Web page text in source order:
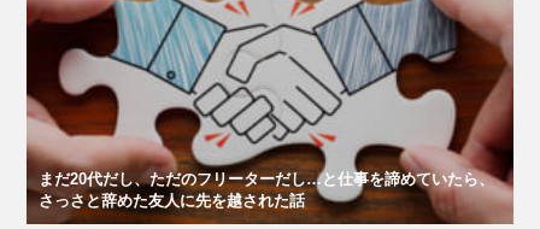
まだ20代だし、ただのフリーターだし…と仕事を諦めていたら、
さっさと辞めた友人に先を越された話